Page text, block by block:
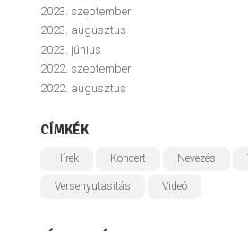
2023. szeptember
2023. augusztus
2023. június
2022. szeptember
2022. augusztus
CÍMKÉK
Hírek Koncert Nevezés
Versenyutasítás Videó